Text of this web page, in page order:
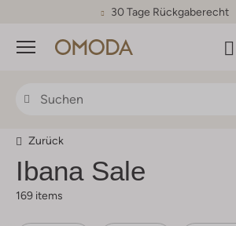
30 Tage Rückgaberecht
Menü
Zurück
IbanaSale
169 items